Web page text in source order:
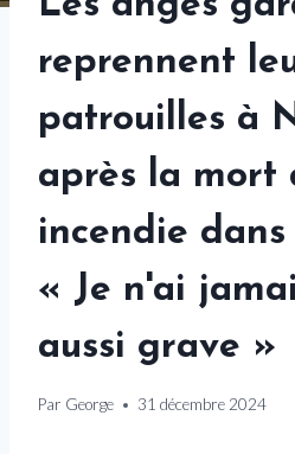
reprennent
patrouilles à
après la mort
incendie
« Je n'ai
aussi grave »
Par George 31 décembre 2024